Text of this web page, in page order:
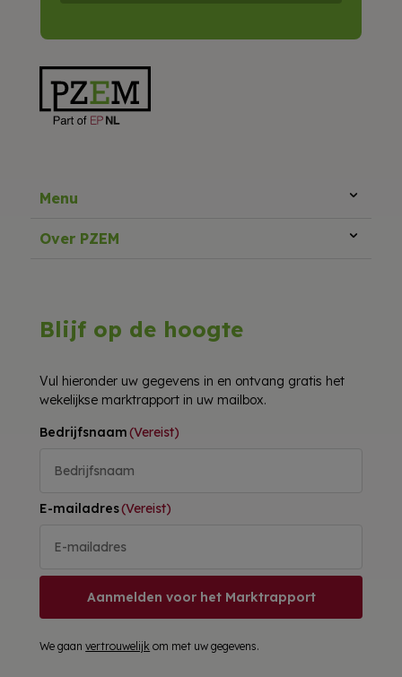
Menu
Over PZEM
Blijf op de hoogte
Vul hieronder uw gegevens in en ontvang gratis het
wekelijkse marktrapport in uw mailbox.
Bedrijfsnaam(Vereist)
E-mailadres(Vereist)
Aanmelden voor het Marktrapport
We gaanvertrouwelijk om met uw gegevens.